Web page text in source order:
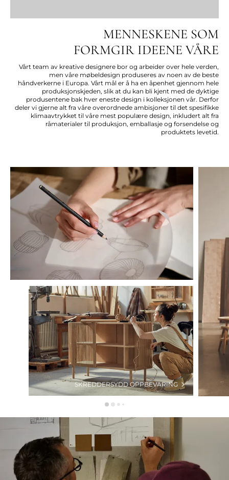
MENNESKENE SOM
FORMGIR IDEENE VÅRE
Vårt team av kreative designere bor og arbeider over hele verden,
men våre møbeldesign produseres av noen av de beste
håndverkerne i Europa. Vårt mål er å ha en åpenhet gjennom hele
produksjonskjeden, slik at du kan bli kjent med de dyktige
produsentene bak hver eneste design i kolleksjonen vår. Derfor
deler vi gjerne alt fra våre overordnede ambisjoner til det spesifikke
klimaavtrykket til våre mest populære design, inkludert alt fra
råmaterialer til produksjon, emballasje og forsendelse og
produktets levetid.
SKREDDERSYDD OPPBEVARING